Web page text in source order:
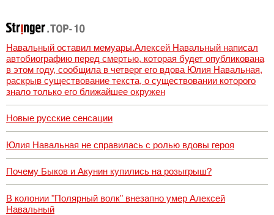
Навальный оставил мемуары.Алексей Навальный написал
автобиографию перед смертью, которая будет опубликована
в этом году, сообщила в четверг его вдова Юлия Навальная,
раскрыв существование текста, о существовании которого
знало только его ближайшее окружен
Новые русские сенсации
Юлия Навальная не справилась с ролью вдовы героя
Почему Быков и Акунин купились на розыгрыш?
В колонии "Полярный волк" внезапно умер Алексей
Навальный